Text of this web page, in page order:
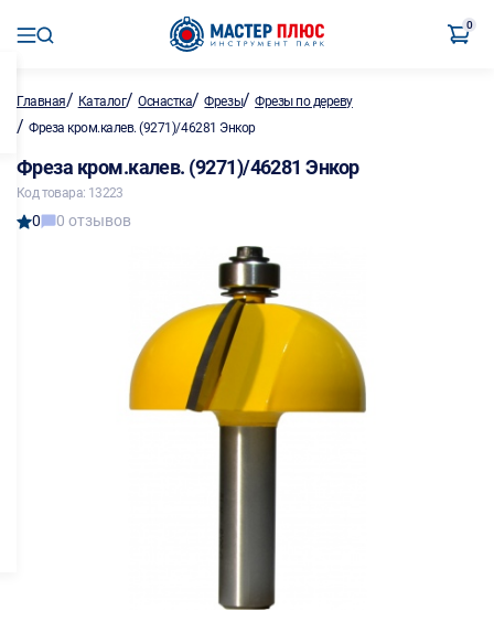
0
Главная/ Каталог/Оснастка/Фрезы/Фрезы по дереву
/ Фреза кром.калев. (9271)/46281 Энкор
Фреза кром.калев. (9271)/46281 Энкор
Код товара: 13223
0 0 отзывов